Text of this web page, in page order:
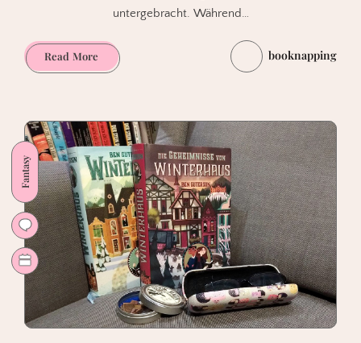
untergebracht. Während…
Read MoreZurück
in
Jahre.
Darkanum.
Im
Bann
der
Raunächte
von
Uta
Reichardt
booknapping
Fantasy